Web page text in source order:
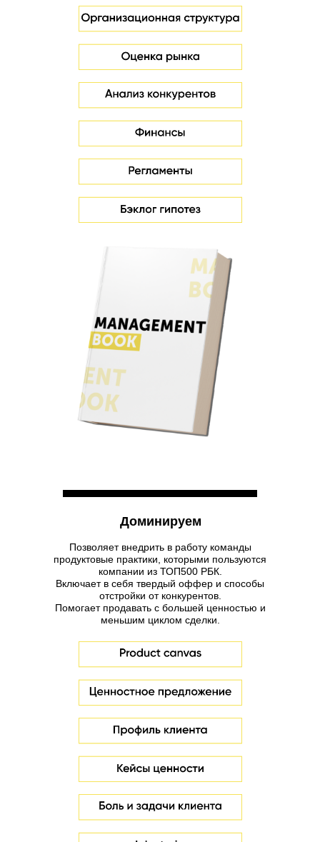
Доминируем
Позволяет внедрить в работу команды
продуктовые практики, которыми пользуются
компании из ТОП500 РБК.
Включает в себя твердый оффер и способы
отстройки от конкурентов.
Помогает продавать с большей ценностью и
меньшим циклом сделки.